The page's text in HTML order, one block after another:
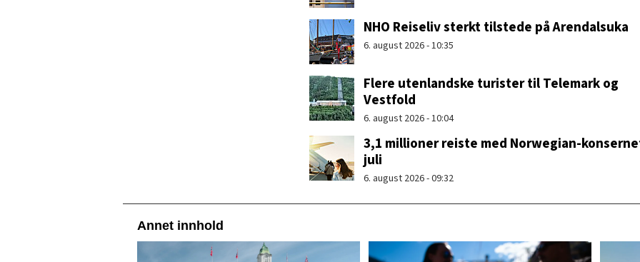
NHO Reiseliv sterkt tilstede på Arendalsuka
6. august 2026 - 10:35
Flere utenlandske turister til Telemark og
Vestfold
6. august 2026 - 10:04
3,1 millioner reiste med Norwegian-
juli
6. august 2026 - 09:32